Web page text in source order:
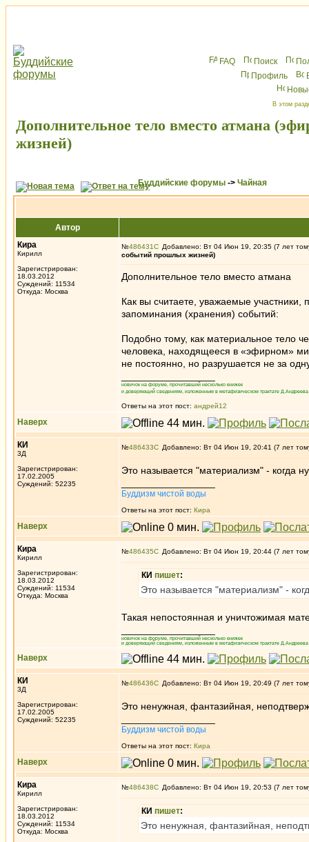
FAQ Поиск
Профиль
В этом
Дополнительное тело вместо атмана
жизней)
Буддийские форумы -> Чайная
Автор
Кира
Кирилл
Зарегистрирован:
18.03.2012
Суждений: 11534
Откуда: Москва
№486431
Добавлено: Вт 04 Июн 19, 20:35 (7 лет
событий прошлых жизней)
Дополнительное тело вместо атмана
Как вы считаете, уважаемые
запоминания (хранения) событий:
Подобно тому, как материальное тело
человека, находящееся в «эфирном»
не постоянно, но разрушается не за
новичок на форуме, прочитавший несколько книжек
и доверяющий сведениям, изложенным в метафизическом трактате
Ответы на этот пост: андрей12
Наверх
КИ
3Д
Зарегистрирован:
17.02.2005
Суждений: 52235
№486433 Добавлено: Вт 04 Июн 19, 20:41 (7 лет
Это называется "материализм" - когда
Буддизм чистой воды
Ответы на этот пост: Кира
Наверх
Кира
Кирилл
Зарегистрирован:
18.03.2012
Суждений: 11534
Откуда: Москва
№486435 Добавлено: Вт 04 Июн 19, 20:44 (7 лет
КИ пишет:
Это называется "материализм" -
Такая непостоянная и уничтожимая
новичок на форуме, прочитавший несколько книжек
и доверяющий сведениям, изложенным в метафизическом трактате
Наверх
КИ
3Д
Зарегистрирован:
17.02.2005
Суждений: 52235
№486436 Добавлено: Вт 04 Июн 19, 20:49 (7 лет
Это ненужная, фантазийная,
Буддизм чистой воды
Ответы на этот пост: Кира
Наверх
Кира
Кирилл
Зарегистрирован:
18.03.2012
Суждений: 11534
Откуда: Москва
№486438 Добавлено: Вт 04 Июн 19, 20:53 (7 лет
КИ пишет:
Это ненужная, фантазийная,